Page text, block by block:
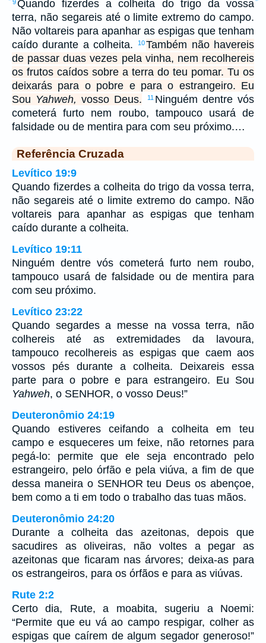
9Quando fizerdes a colheita do trigo da vossa
terra, não segareis até o limite extremo do campo.
Não voltareis para apanhar as espigas que tenham
caído durante a colheita.
10Também não havereis
de passar duas vezes pela vinha, nem recolhereis
os frutos caídos sobre a terra do teu pomar. Tu os
deixarás para o pobre e para o estrangeiro. Eu
Sou Yahweh, vosso Deus. 11 Ninguém dentre vós
cometerá furto nem roubo, tampouco usará de
falsidade ou de mentira para com seu próximo.…
Referência Cruzada
Levítico 19:9
Quando fizerdes a colheita do trigo da vossa terra,
não segareis até o limite extremo do campo. Não
voltareis para apanhar as espigas que tenham
caído durante a colheita.
Levítico 19:11
Ninguém dentre vós cometerá furto nem roubo,
tampouco usará de falsidade ou de mentira para
com seu próximo.
Levítico 23:22
Quando segardes a messe na vossa terra, não
colhereis até as extremidades da lavoura,
tampouco recolhereis as espigas que caem aos
vossos pés durante a colheita. Deixareis essa
parte para o pobre e para estrangeiro. Eu Sou
Yahweh, o SENHOR, o vosso Deus!”
Deuteronômio 24:19
Quando estiveres ceifando a colheita em teu
campo e esqueceres um feixe, não retornes para
pegá-lo: permite que ele seja encontrado pelo
estrangeiro, pelo órfão e pela viúva, a fim de que
dessa maneira o SENHOR teu Deus os abençoe,
bem como a ti em todo o trabalho das tuas mãos.
Deuteronômio 24:20
Durante a colheita das azeitonas, depois que
sacudires as oliveiras, não voltes a pegar as
azeitonas que ficaram nas árvores; deixa-as para
os estrangeiros, para os órfãos e para as viúvas.
Rute 2:2
Certo dia, Rute, a moabita, sugeriu a Noemi:
“Permite que eu vá ao campo respigar, colher as
espigas que caírem de algum segador generoso!”